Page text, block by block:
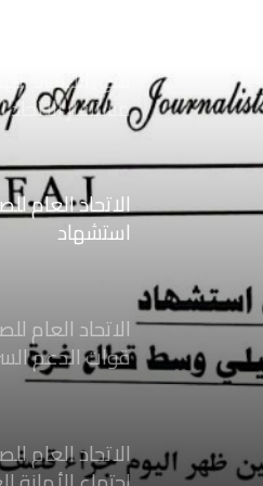
نعي الاستاذ
مستشار
الاتحاد العام
استشهاد
ثلاثة
الاتحاد العام
قوات الدعم
الصحفيين
الاتحاد العام
اجتماع الأمانة